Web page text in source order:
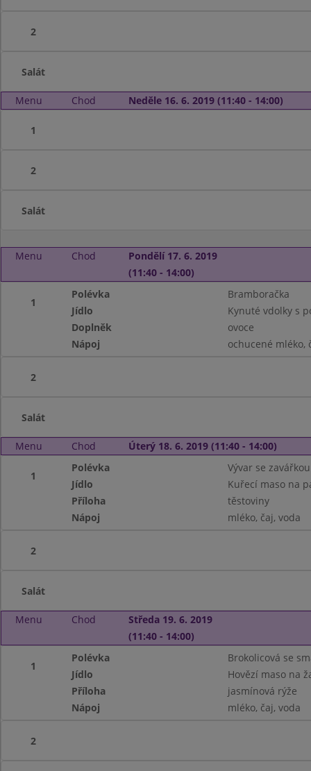
2
Salát
Menu Chod Neděle 16. 6. 2019 (11:40 - 14:00)
1
2
Salát
Menu Chod
Pondělí 17. 6. 2019
(11:40 - 14:00)
1
Polévka
Bramboračka
Jídlo
Kynuté vdolky s
Doplněk
ovoce
Nápoj
ochucené mléko,
2
Salát
Menu Chod Úterý 18. 6. 2019 (11:40 - 14:00)
1
Polévka
Vývar se zavářkou
Jídlo
Kuřecí maso na
Příloha
těstoviny
Nápoj
mléko, čaj, voda
2
Salát
Menu Chod
Středa 19. 6. 2019
(11:40 - 14:00)
1
Polévka
Brokolicová se
Jídlo
Hovězí maso na
Příloha
jasmínová rýže
Nápoj
mléko, čaj, voda
2